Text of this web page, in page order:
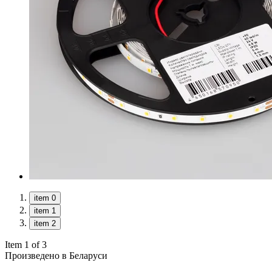
item 0
item 1
item 2
Item 1 of 3
Произведено в Беларуси